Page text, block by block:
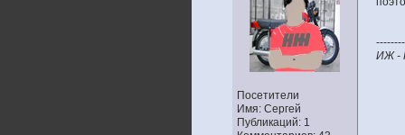
Посетители
Имя: Сергей
Публикаций: 1
ИЖ -